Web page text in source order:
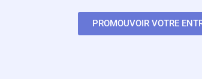
PROMOUVOIR VOTRE